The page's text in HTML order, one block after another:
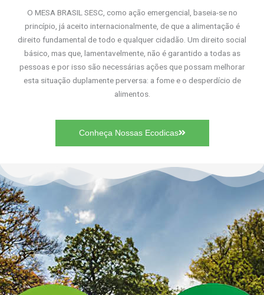
O MESA BRASIL SESC, como ação emergencial, baseia-se no
princípio, já aceito internacionalmente, de que a alimentação é
direito fundamental de todo e qualquer cidadão. Um direito social
básico, mas que, lamentavelmente, não é garantido a todas as
pessoas e por isso são necessárias ações que possam melhorar
esta situação duplamente perversa: a fome e o desperdício de
alimentos.
Conheça Nossas Ecodicas